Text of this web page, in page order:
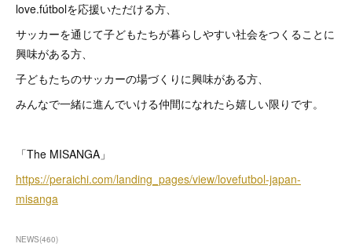
love.fútbolを応援いただける方、
サッカーを通じて子どもたちが暮らしやすい社会をつくることに
興味がある方、
子どもたちのサッカーの場づくりに興味がある方、
みんなで一緒に進んでいける仲間になれたら嬉しい限りです。
「The MISANGA」
https://peraichi.com/landing_pages/view/lovefutbol-japan-
misanga
NEWS(460)